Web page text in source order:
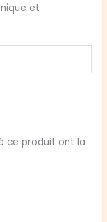
et
ce produit ont la